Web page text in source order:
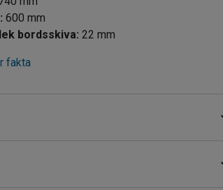
: 600 mm
Tjocklek bordsskiva: 22 mm
fakta